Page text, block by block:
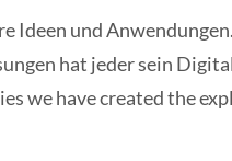
Ideen und
hat jeder sein
we have created the